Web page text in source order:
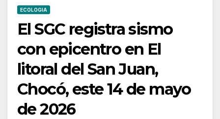
ECOLOGIA
El SGC registra sismo
con epicentro en El
litoral del San Juan,
Chocó, este 14 de mayo
de 2026